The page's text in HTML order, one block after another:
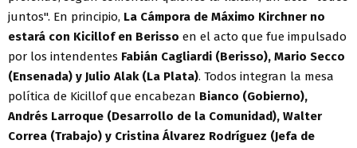
juntos". En principio, La Cámpora de Máximo Kirchner no
estará con Kicillof en Berisso en el acto que fue impulsado
por los intendentes Fabián Cagliardi (Berisso), Mario Secco
(Ensenada) y Julio Alak (La Plata). Todos integran la mesa
política de Kicillof que encabezan Bianco (Gobierno),
Andrés Larroque (Desarrollo de la Comunidad), Walter
Correa (Trabajo) y Cristina Álvarez Rodríguez (Jefa de